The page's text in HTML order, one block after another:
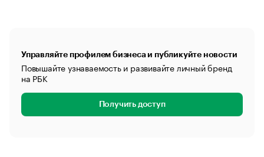
Управляйте профилем бизнеса и публикуйте новости
Повышайте узнаваемость и развивайте личный бренд
на РБК
Получить доступ